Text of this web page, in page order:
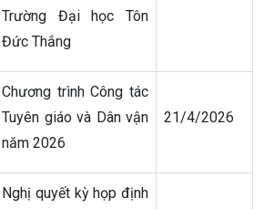
Trường Đại học Tôn
Đức Thắng
Chương trình Công tác
Tuyên giáo và Dân vận
năm 2026
21/4/2026
Nghị quyết kỳ họp định